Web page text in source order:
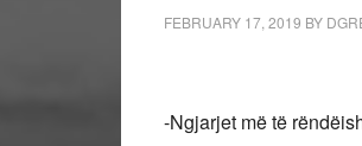
FEBRUARY 17, 2019 BY
-Ngjarjet më të